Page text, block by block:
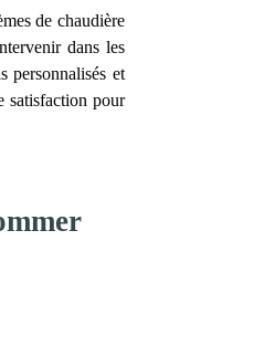
de chaudière
dans les
personnalisés et
satisfaction pour